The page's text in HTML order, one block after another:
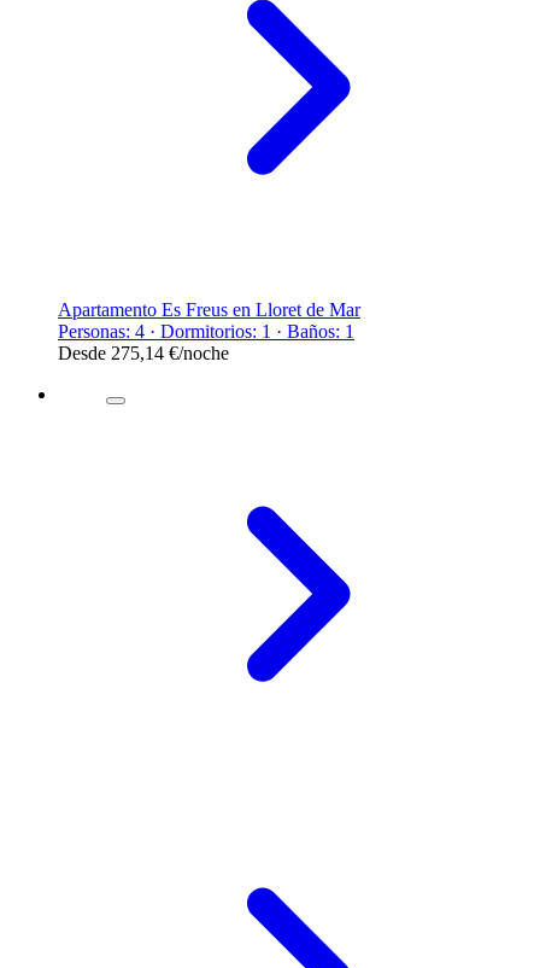
Apartamento Es Freus en Lloret de Mar
Personas: 4 · Dormitorios: 1 · Baños: 1
Desde 275,14 €/noche